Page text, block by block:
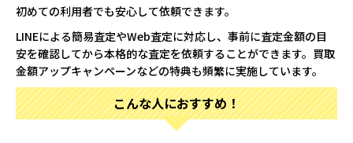
初めての利用者でも安心して依頼できます。
LINEによる簡易査定やWeb査定に対応し、事前に査定金額の目
安を確認してから本格的な査定を依頼することができます。買取
金額アップキャンペーンなどの特典も頻繁に実施しています。
こんな人におすすめ！